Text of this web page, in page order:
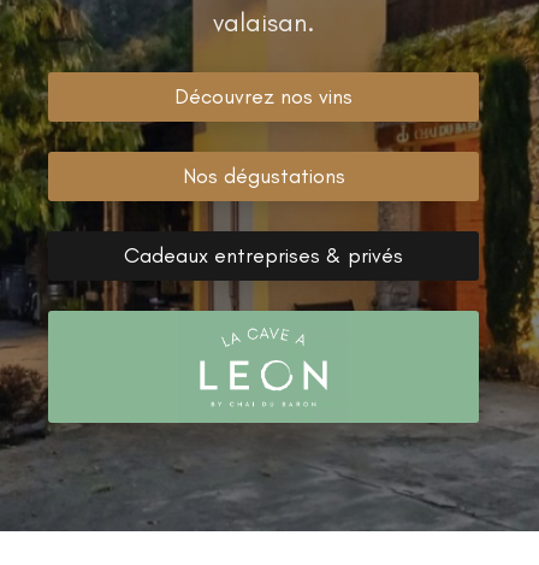
valaisan.
Découvrez nos vins
Nos dégustations
Cadeaux entreprises & privés